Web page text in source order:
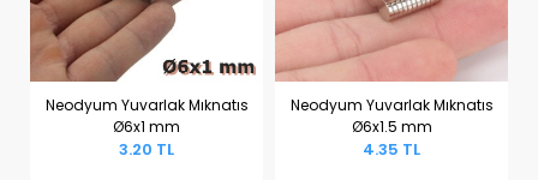
Sepete Ekle
Neodyum Yuvarlak Mıknatıs
Ø6x1 mm
3.20 TL
Sepete Ekle
Neodyum Yuvarlak Mıknatıs
Ø6x1.5 mm
4.35 TL